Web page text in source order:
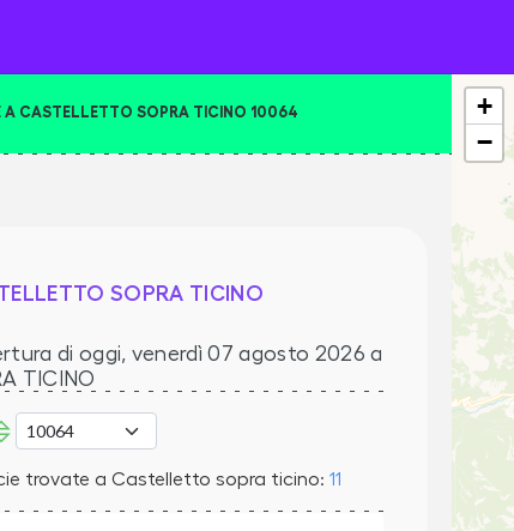
A CASTELLETTO SOPRA TICINO 10064
+
−
SOPRA TICINO
di oggi, venerdì 07 agosto 2026 a
TICINO
trovate a Castelletto sopra ticino: 11